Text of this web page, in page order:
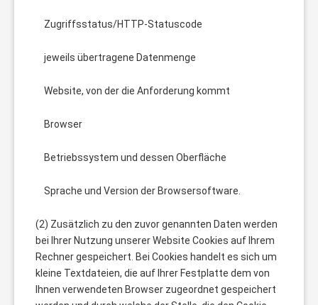
Zugriffsstatus/HTTP-Statuscode
jeweils übertragene Datenmenge
Website, von der die Anforderung kommt
Browser
Betriebssystem und dessen Oberfläche
Sprache und Version der Browsersoftware.
(2) Zusätzlich zu den zuvor genannten Daten werden
bei Ihrer Nutzung unserer Website Cookies auf Ihrem
Rechner gespeichert. Bei Cookies handelt es sich um
kleine Textdateien, die auf Ihrer Festplatte dem von
Ihnen verwendeten Browser zugeordnet gespeichert